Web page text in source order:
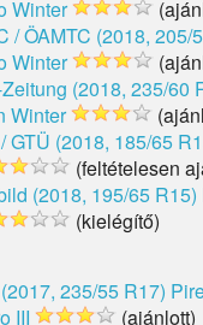
Winter
/ ÖAMTC (2018, 205/
Winter
(2018, 235/60
Winter
GTÜ (2018, 185/65
(feltételesen
(2018, 195/65 R15)
(kielégítő)
235/55 R17)
III
(ajánlott)